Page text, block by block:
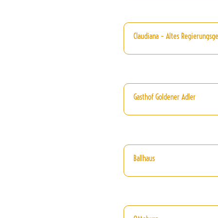
Claudiana – Altes
Gasthof Goldener Adler
Ballhaus